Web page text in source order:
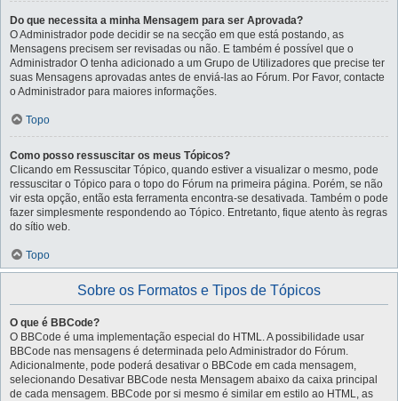
Do que necessita a minha Mensagem para ser Aprovada?
O Administrador pode decidir se na secção em que está postando, as
Mensagens precisem ser revisadas ou não. E também é possível que o
Administrador O tenha adicionado a um Grupo de Utilizadores que precise ter
suas Mensagens aprovadas antes de enviá-las ao Fórum. Por Favor, contacte
o Administrador para maiores informações.
Topo
Como posso ressuscitar os meus Tópicos?
Clicando em Ressuscitar Tópico, quando estiver a visualizar o mesmo, pode
ressuscitar o Tópico para o topo do Fórum na primeira página. Porém, se não
vir esta opção, então esta ferramenta encontra-se desativada. Também o pode
fazer simplesmente respondendo ao Tópico. Entretanto, fique atento às regras
do sítio web.
Topo
Sobre os Formatos e Tipos de Tópicos
O que é BBCode?
O BBCode é uma implementação especial do HTML. A possibilidade usar
BBCode nas mensagens é determinada pelo Administrador do Fórum.
Adicionalmente, pode poderá desativar o BBCode em cada mensagem,
selecionando Desativar BBCode nesta Mensagem abaixo da caixa principal
de cada mensagem. BBCode por si mesmo é similar em estilo ao HTML, as